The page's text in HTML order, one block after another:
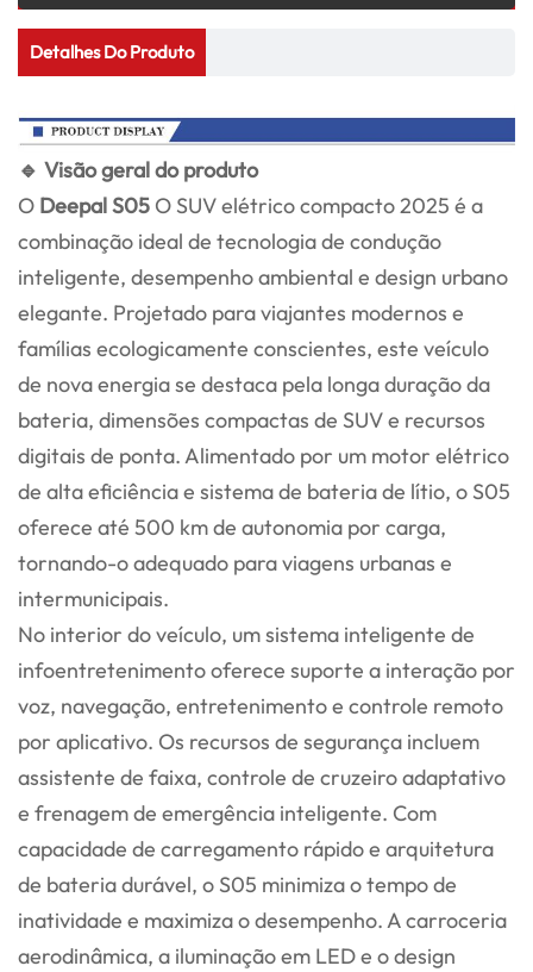
Detalhes Do Produto
🔹 Visão geral do produto
O Deepal S05 O SUV elétrico compacto 2025 é a
combinação ideal de tecnologia de condução
inteligente, desempenho ambiental e design urbano
elegante. Projetado para viajantes modernos e
famílias ecologicamente conscientes, este veículo
de nova energia se destaca pela longa duração da
bateria, dimensões compactas de SUV e recursos
digitais de ponta. Alimentado por um motor elétrico
de alta eficiência e sistema de bateria de lítio, o S05
oferece até 500 km de autonomia por carga,
tornando-o adequado para viagens urbanas e
intermunicipais.
No interior do veículo, um sistema inteligente de
infoentretenimento oferece suporte a interação por
voz, navegação, entretenimento e controle remoto
por aplicativo. Os recursos de segurança incluem
assistente de faixa, controle de cruzeiro adaptativo
e frenagem de emergência inteligente. Com
capacidade de carregamento rápido e arquitetura
de bateria durável, o S05 minimiza o tempo de
inatividade e maximiza o desempenho. A carroceria
aerodinâmica, a iluminação em LED e o design